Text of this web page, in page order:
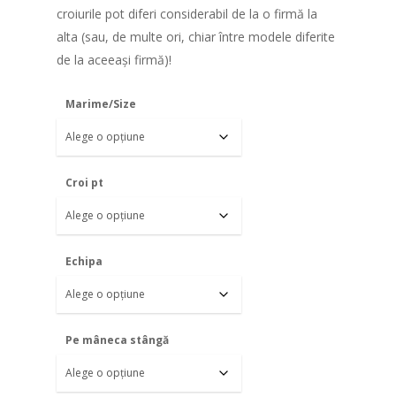
croiurile pot diferi considerabil de la o firmă la
alta (sau, de multe ori, chiar între modele diferite
de la aceeași firmă)!
Marime/Size
Croi pt
Echipa
Pe mâneca stângă